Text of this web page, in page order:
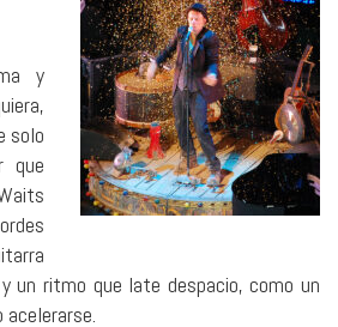
y
solo
que
un ritmo que late despacio, como un